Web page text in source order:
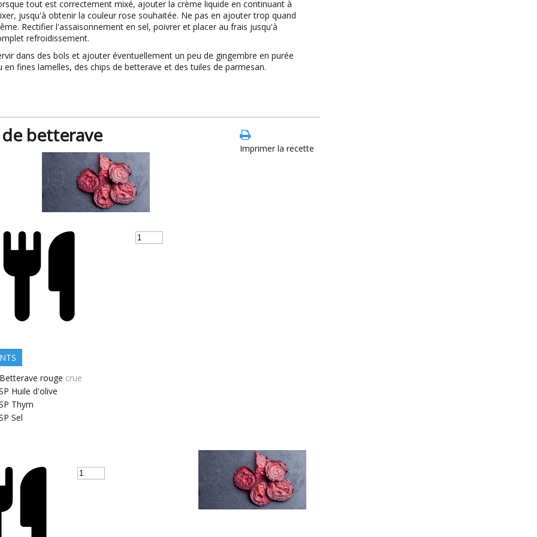
tout est correctement mixé, ajouter la crème liquide en continuant à
jusqu'à obtenir la couleur rose souhaitée. Ne pas en ajouter trop quand
Rectifier l'assaisonnement en sel, poivrer et placer au frais jusqu'à
refroidissement.
dans des bols et ajouter éventuellement un peu de gingembre en purée
en fines lamelles, des chips de betterave et des tuiles de parmesan.
Imprimer la recette
de betterave
Betterave rouge crue
Huile d'olive
Thym
Sel